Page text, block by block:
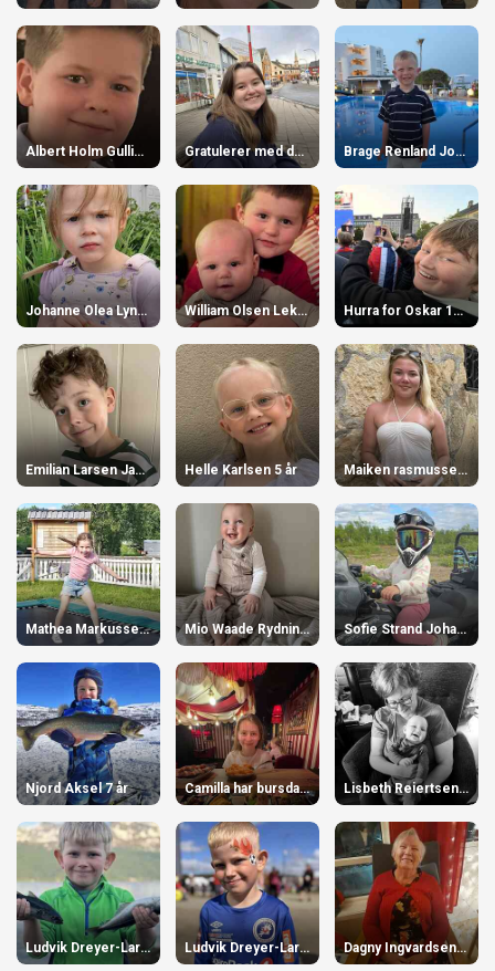
Albert Holm Gulliksen 12 år Gratulerer med dagen Lene 14 år Brage Renland Johansen 5 år
Johanne Olea Lyngmo 4 år William Olsen Lekang 1 år Hurra for Oskar 15 år
Emilian Larsen Jacobsen 11 år Helle Karlsen 5 år Maiken rasmussen 16 år
Mathea Markussen 7 år Mio Waade Rydningen 1 år Sofie Strand Johansen 7 år
Njord Aksel 7 år Camilla har bursdag! 24 år Lisbeth Reiertsen 60 år
Ludvik Dreyer-Larsen 7 år Ludvik Dreyer-Larsen 7 år Dagny Ingvardsen 90 år